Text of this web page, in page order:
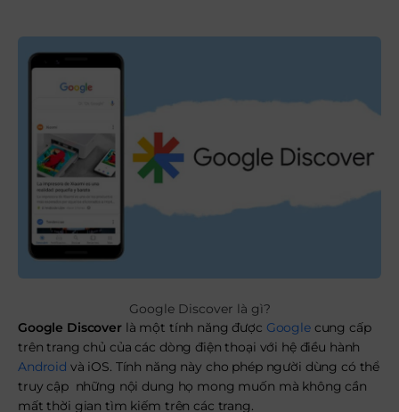
Google Discover là gì?
Google Discover là một tính năng được Googlecung cấp
trên trang chủ của các dòng điện thoại với hệ điều hành
Android và iOS. Tính năng này cho phép người dùng có thể
truy cập những nội dung họ mong muốn mà không cần
mất thời gian tìm kiếm trên các trang.